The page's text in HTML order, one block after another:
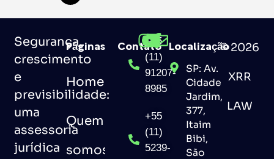
Segurança,
crescimento
e
previsibilidade:
uma
assessoria
jurídica
Páginas
Home
Quem
somos
Contato
+55
(11)
91207-
8985
+55
(11)
5239-
Localização
SP: Av.
Cidade
Jardim,
377,
Itaim
Bibi,
São
© 2026
XRR
LAW